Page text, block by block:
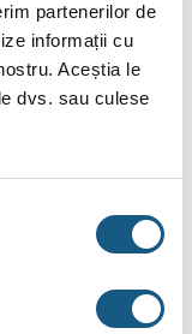
partenerilor de
informații cu
Aceștia le
dvs. sau culese
fața sticlei,
cu fum sau
valorificarea gazelor
și reducând